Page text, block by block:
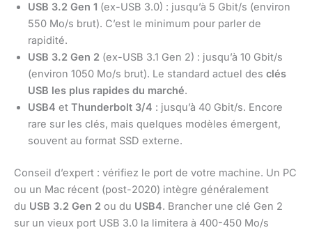
USB 3.2 Gen 1 (ex-USB 3.0) : jusqu’à 5 Gbit/s (environ
550 Mo/s brut). C’est le minimum pour parler de
rapidité.
USB 3.2 Gen 2 (ex-USB 3.1 Gen 2) : jusqu’à 10 Gbit/s
(environ 1050 Mo/s brut). Le standard actuel des clés
USB les plus rapides du marché.
USB4 et Thunderbolt 3/4 : jusqu’à 40 Gbit/s. Encore
rare sur les clés, mais quelques modèles émergent,
souvent au format SSD externe.
Conseil d’expert : vérifiez le port de votre machine. Un PC
ou un Mac récent (post-2020) intègre généralement
du USB 3.2 Gen 2 ou du USB4. Brancher une clé Gen 2
sur un vieux port USB 3.0 la limitera à 400-450 Mo/s